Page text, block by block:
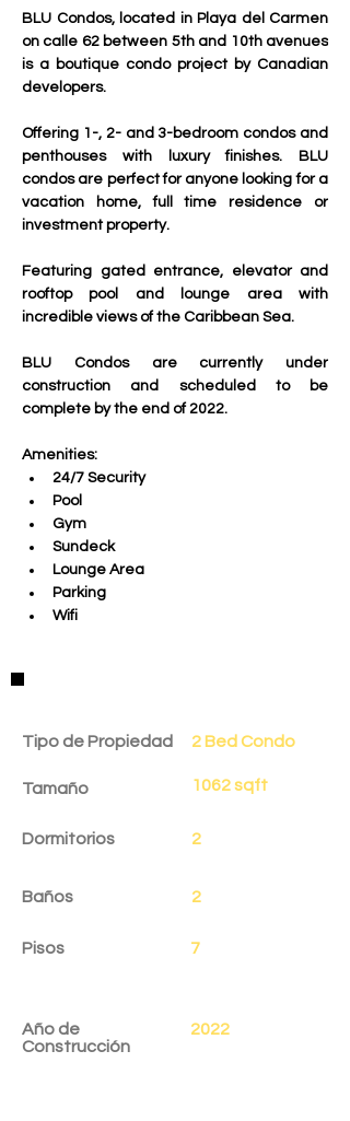
BLU Condos, located in Playa del Carmen
on calle 62 between 5th and 10th avenues
is a boutique condo project by Canadian
developers.
Offering 1-, 2- and 3-bedroom condos and
penthouses with luxury finishes. BLU
condos are perfect for anyone looking for a
vacation home, full time residence or
investment property.
Featuring gated entrance, elevator and
rooftop pool and lounge area with
incredible views of the Caribbean Sea.
BLU Condos are currently under
construction and scheduled to be
complete by the end of 2022.
Amenities:
24/7 Security
Pool
Gym
Sundeck
Lounge Area
Parking
Wifi
Tipo de Propiedad 2 Bed Condo
Tamaño 1062 sqft
Dormitorios 2
Baños 2
Pisos 7
Año de
Construcción
2022